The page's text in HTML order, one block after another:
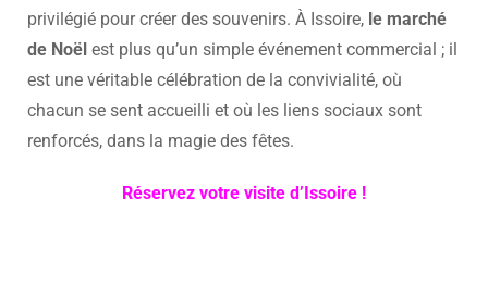
privilégié pour créer des souvenirs. À Issoire, le marché
de Noël est plus qu’un simple événement commercial ; il
est une véritable célébration de la convivialité, où
chacun se sent accueilli et où les liens sociaux sont
renforcés, dans la magie des fêtes.
Réservez votre visite d’Issoire !